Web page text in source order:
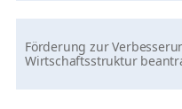
Förderung zur
Wirtschaftsstruktur